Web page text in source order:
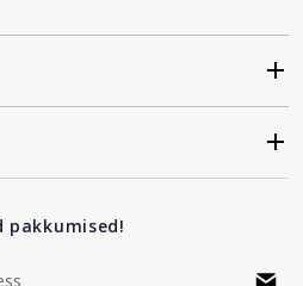
pakkumised!